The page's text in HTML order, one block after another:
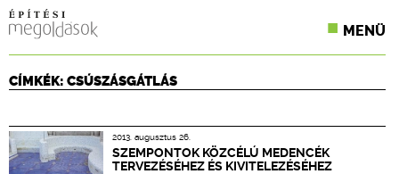
MENÜ
KONFERENCIÁK
CPR TERMÉKKIÍRÁS
CÍMKÉK: CSÚSZÁSGÁTLÁS
2013. augusztus 26.
SZEMPONTOK KÖZCÉLÚ MEDENCÉK
TERVEZÉSÉHEZ ÉS KIVITELEZÉSÉHEZ